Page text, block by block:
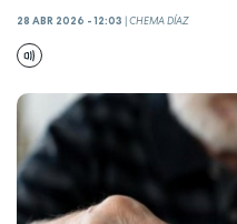
28 ABR 2026 - 12:03 |CHEMA DÍAZ